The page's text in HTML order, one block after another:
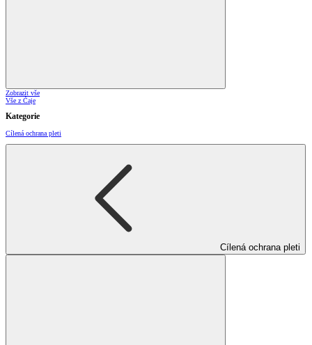
Zobrazit vše
Vše z Čaje
Kategorie
Cílená ochrana pleti
Cílená ochrana pleti